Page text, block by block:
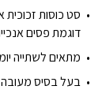
דוגמת פסים
מתאים לשתייה
בעל בסיס מעובה